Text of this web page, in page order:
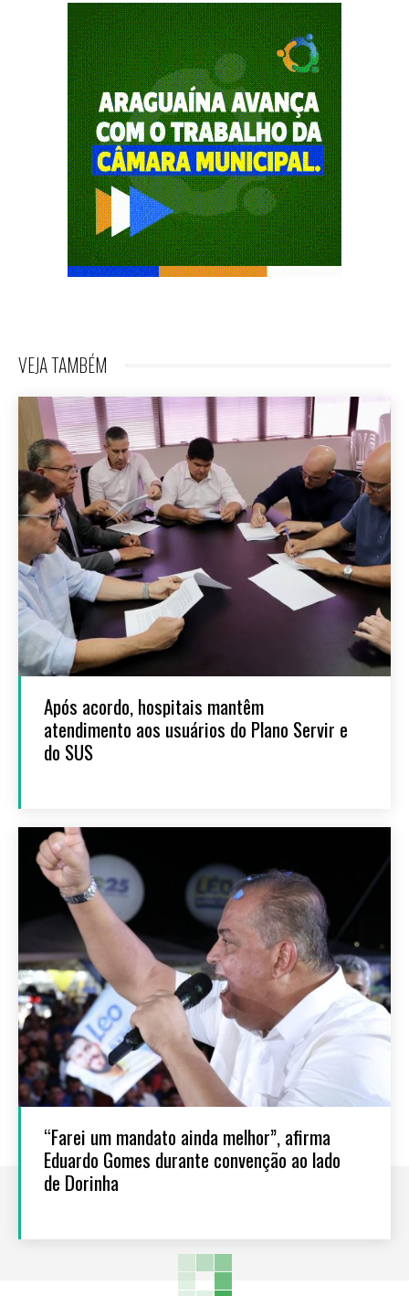
VEJA TAMBÉM
Após acordo, hospitais mantêm
atendimento aos usuários do Plano Servir e
do SUS
“Farei um mandato ainda melhor”, afirma
Eduardo Gomes durante convenção ao lado
de Dorinha